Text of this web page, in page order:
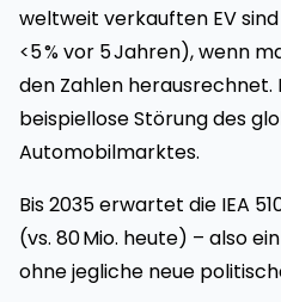
weltweit verkauften EV
<5 % vor 5 Jahren), wenn
den Zahlen herausrechnet.
beispiellose Störung des
Automobilmarktes.
Bis 2035 erwartet die IEA
(vs. 80 Mio. heute) – also
ohne jegliche neue